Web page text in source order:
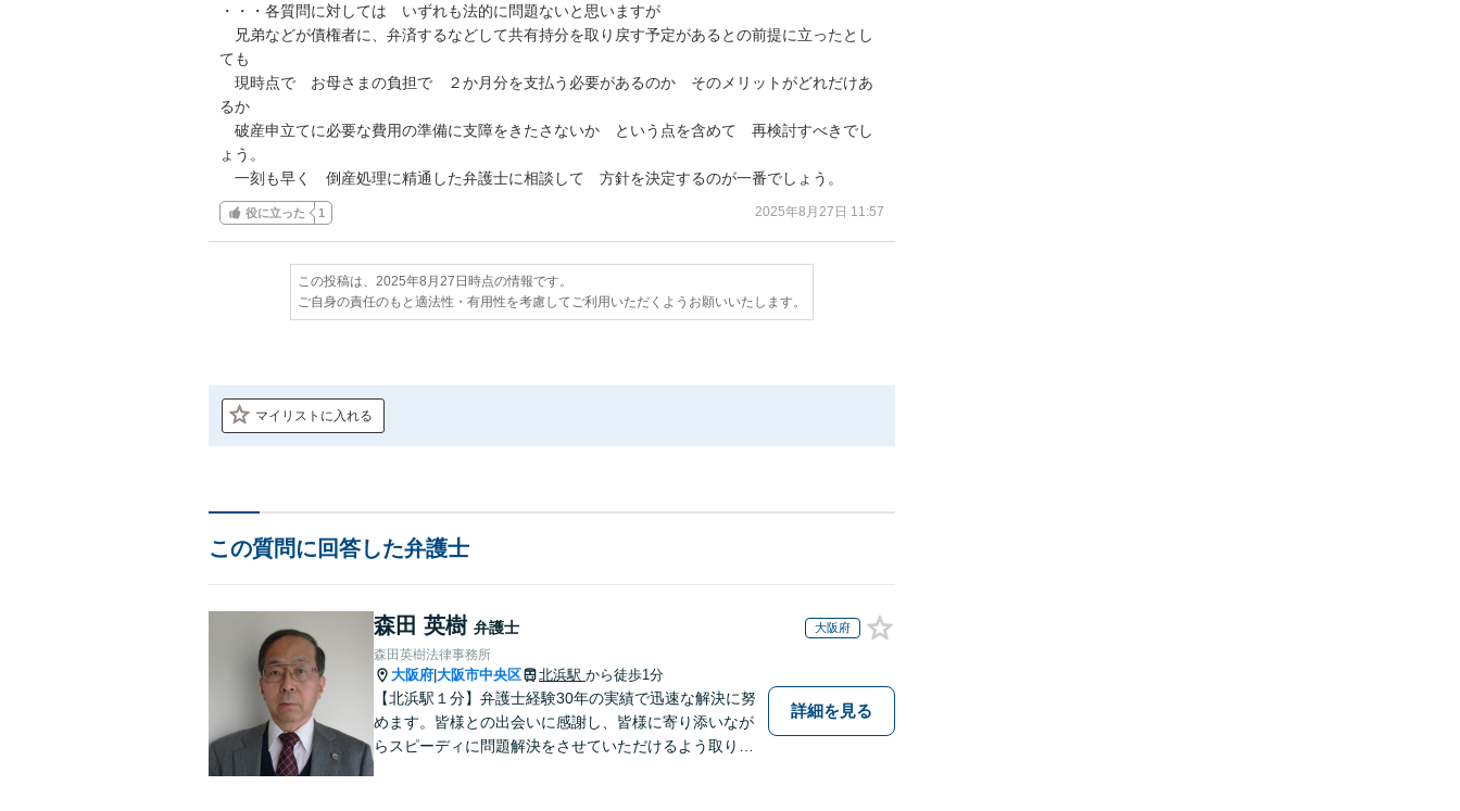
・・・各質問に対しては　いずれも法的に問題ないと思いますが
兄弟などが債権者に、弁済するなどして共有持分を取り戻す予定があるとの前提に立ったとし
ても
現時点で　お母さまの負担で　２か月分を支払う必要があるのか　そのメリットがどれだけあ
るか
破産申立てに必要な費用の準備に支障をきたさないか　という点を含めて　再検討すべきでし
ょう。
一刻も早く　倒産処理に精通した弁護士に相談して　方針を決定するのが一番でしょう。
役に立った 1 2025年8月27日 11:57
この投稿は、2025年8月27日時点の情報です。
ご自身の責任のもと適法性・有用性を考慮してご利用いただくようお願いいたします。
マイリストに入れる
この質問に回答した弁護士
森田 英樹 弁護士 大阪府
森田英樹法律事務所
大阪府 大阪市中央区 北浜駅 から徒歩1分
【北浜駅１分】弁護士経験30年の実績で迅速な解決に努
めます。皆様との出会いに感謝し、皆様に寄り添いなが
らスピーディに問題解決をさせていただけるよう取り組
詳細を見る